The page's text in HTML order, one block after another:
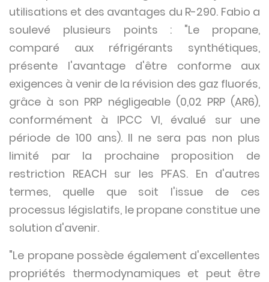
utilisations et des avantages du R-290. Fabio a
soulevé plusieurs points : "Le propane,
comparé aux réfrigérants synthétiques,
présente l'avantage d'être conforme aux
exigences à venir de la révision des gaz fluorés,
grâce à son PRP négligeable (0,02 PRP (AR6),
conformément à IPCC VI, évalué sur une
période de 100 ans). Il ne sera pas non plus
limité par la prochaine proposition de
restriction REACH sur les PFAS. En d'autres
termes, quelle que soit l'issue de ces
processus législatifs, le propane constitue une
solution d'avenir.
"Le propane possède également d'excellentes
propriétés thermodynamiques et peut être